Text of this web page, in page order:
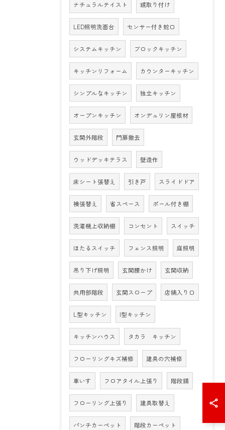
ナチュラルテイスト 鏡取り付け
LED照明洗面台 センサー付き蛇口
システムキッチン ブロックキッチン
キッチンリフォーム カウンターキッチン
シンプルなキッチン 独立キッチン
オープンキッチン オンデュリン屋根材
玄関外階段 門扉撤去
ウッドデッキテラス 壁造作
床シート張替え 引き戸 スライドドア
襖張替え 省スペース ポール付き棚
洗濯機上収納棚 コンセント スイッチ
ほたるスイッチ フェンス照明 庭照明
吊り下げ照明 玄関腰かけ 玄関収納
共用部階段 玄関スロープ 店舗入り口
L型キッチン I型キッチン
キッチンハウス タカラ キッチン
フローリングキズ補修 建具の穴補修
車いす フロアタイル上張り 階段錆
フローリング上張り 建具取替え
パンチカーペット 階段カーペット